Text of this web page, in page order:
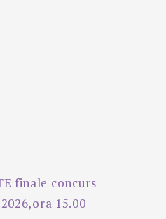
finale concurs
15.00